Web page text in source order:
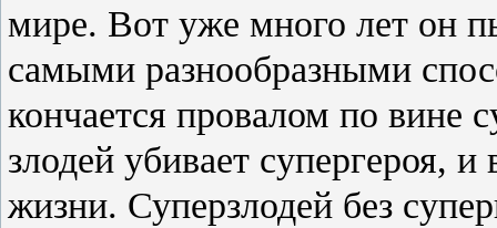
мире. Вот уже много лет он
самыми разнообразными
кончается провалом по
злодей убивает супергероя,
жизни. Суперзлодей без